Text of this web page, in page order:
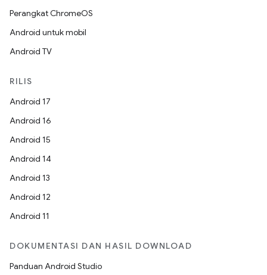
Perangkat ChromeOS
Android untuk mobil
Android TV
RILIS
Android 17
Android 16
Android 15
Android 14
Android 13
Android 12
Android 11
DOKUMENTASI DAN HASIL DOWNLOAD
Panduan Android Studio